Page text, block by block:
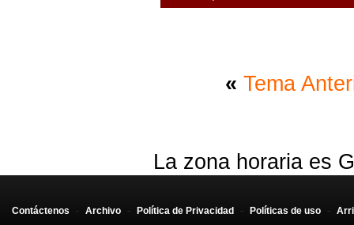
« Tema
La zona horaria es
Contáctenos - Archivo - Política de Privacidad - Políticas de uso -